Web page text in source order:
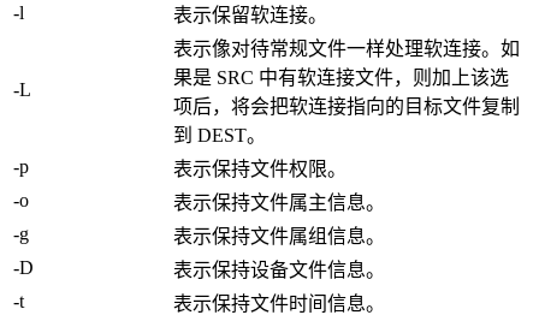
-l
表示保留软连接。
-L
表示像对待常规文件一样处理软连接。如
果是 SRC 中有软连接文件，则加上该选
项后，将会把软连接指向的目标文件复制
到 DEST。
-p
表示保持文件权限。
-o
表示保持文件属主信息。
-g
表示保持文件属组信息。
-D
表示保持设备文件信息。
-t
表示保持文件时间信息。